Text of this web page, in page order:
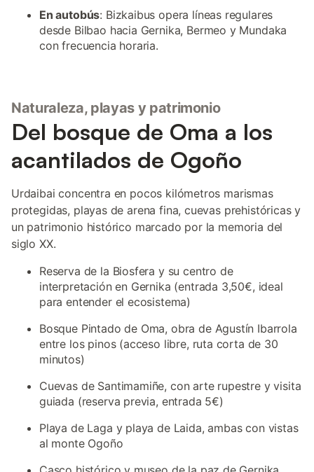
En autobús: Bizkaibus opera líneas regulares
desde Bilbao hacia Gernika, Bermeo y Mundaka
con frecuencia horaria.
Naturaleza, playas y patrimonio
Del bosque de Oma a los
acantilados de Ogoño
Urdaibai concentra en pocos kilómetros marismas
protegidas, playas de arena fina, cuevas prehistóricas y
un patrimonio histórico marcado por la memoria del
siglo XX.
Reserva de la Biosfera y su centro de
interpretación en Gernika (entrada 3,50€, ideal
para entender el ecosistema)
Bosque Pintado de Oma, obra de Agustín Ibarrola
entre los pinos (acceso libre, ruta corta de 30
minutos)
Cuevas de Santimamiñe, con arte rupestre y visita
guiada (reserva previa, entrada 5€)
Playa de Laga y playa de Laida, ambas con vistas
al monte Ogoño